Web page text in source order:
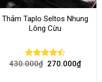
Thảm Taplo Seltos Nhung
Lông Cừu
Rated
430.000₫ 270.000₫